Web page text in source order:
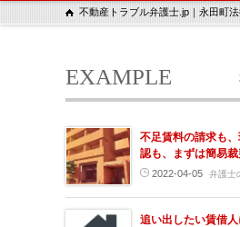
不動産トラブル弁護士.jp｜永田町
EXAMPLE
不足賃料の請求も
認も、まずは簡易
2022-04-05 弁護士
追い出したい賃借